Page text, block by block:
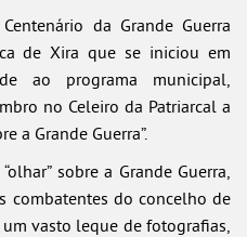
da Grande Guerra
de Xira que se iniciou em
ao programa municipal,
no Celeiro da Patriarcal a
a Grande Guerra”.
sobre a Grande Guerra,
combatentes do concelho de
vasto leque de fotografias,